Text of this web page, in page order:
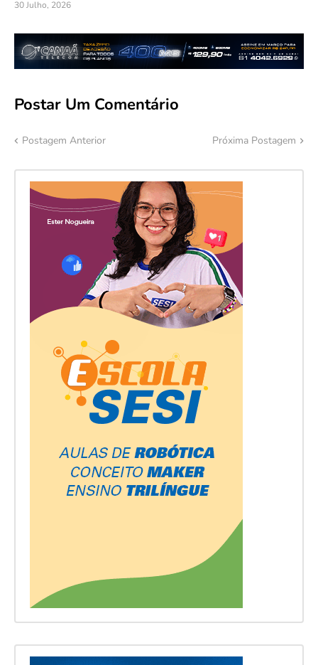
30 Julho, 2026
Postar Um Comentário
Postagem Anterior Próxima Postagem